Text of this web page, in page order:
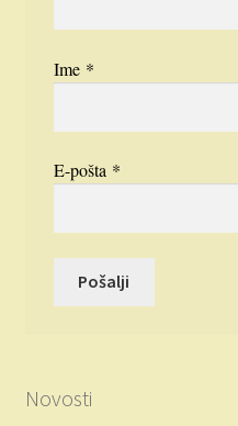
Ime *
E-pošta *
Novosti